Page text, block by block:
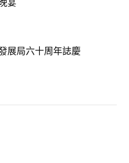
宴
展局六十周年誌慶